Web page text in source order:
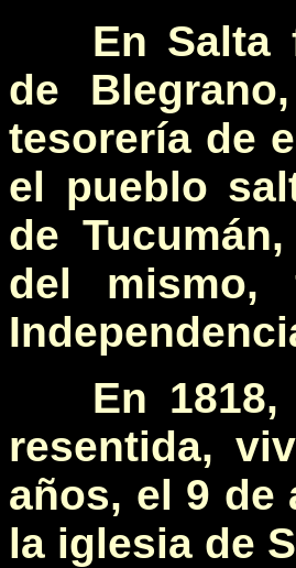
En Salta
de
tesorería de
el pueblo
de
del
En
resentida,
años, el 9 de
la iglesia de